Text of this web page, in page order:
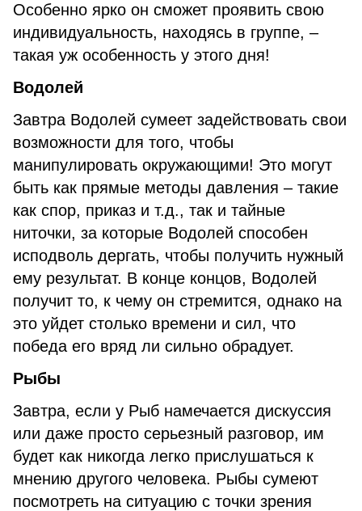
Особенно ярко он сможет проявить свою
индивидуальность, находясь в группе, –
такая уж особенность у этого дня!
Водолей
Завтра Водолей сумеет задействовать свои
возможности для того, чтобы
манипулировать окружающими! Это могут
быть как прямые методы давления – такие
как спор, приказ и т.д., так и тайные
ниточки, за которые Водолей способен
исподволь дергать, чтобы получить нужный
ему результат. В конце концов, Водолей
получит то, к чему он стремится, однако на
это уйдет столько времени и сил, что
победа его вряд ли сильно обрадует.
Рыбы
Завтра, если у Рыб намечается дискуссия
или даже просто серьезный разговор, им
будет как никогда легко прислушаться к
мнению другого человека. Рыбы сумеют
посмотреть на ситуацию с точки зрения